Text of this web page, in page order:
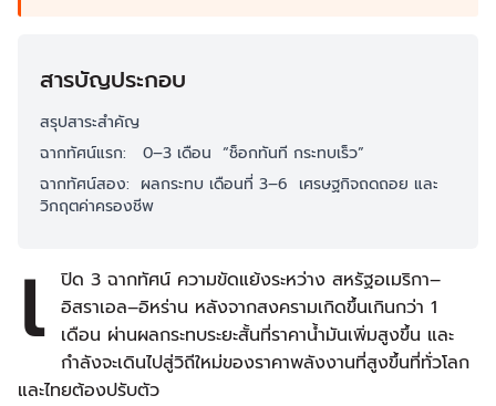
สารบัญประกอบ
สรุปสาระสำคัญ
ฉากทัศน์แรก: 0–3 เดือน “ช็อกทันที กระทบเร็ว”
ฉากทัศน์สอง: ผลกระทบ เดือนที่ 3–6 เศรษฐกิจถดถอย และ
วิกฤตค่าครองชีพ
เ ปิด 3 ฉากทัศน์ ความขัดแย้งระหว่าง สหรัฐอเมริกา–
อิสราเอล–อิหร่าน หลังจากสงครามเกิดขึ้นเกินกว่า 1
เดือน ผ่านผลกระทบระยะสั้นที่ราคาน้ำมันเพิ่มสูงขึ้น และ
กำลังจะเดินไปสู่วิถีใหม่ของราคาพลังงานที่สูงขึ้นที่ทั่วโลก
และไทยต้องปรับตัว